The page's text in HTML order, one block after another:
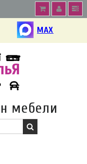
MAX
мебели